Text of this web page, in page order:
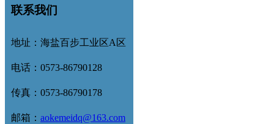
联系我们
地址：海盐百步工业区A区
电话：0573-86790128
传真：0573-86790178
邮箱： aokemeidq@163.com